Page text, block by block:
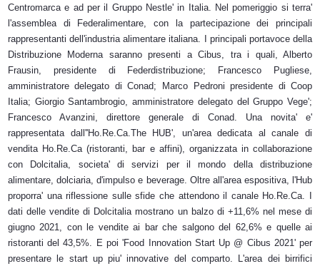
Centromarca e ad per il Gruppo Nestle' in Italia. Nel pomeriggio si terra'
l'assemblea di Federalimentare, con la partecipazione dei principali
rappresentanti dell'industria alimentare italiana. I principali portavoce della
Distribuzione Moderna saranno presenti a Cibus, tra i quali, Alberto
Frausin, presidente di Federdistribuzione; Francesco Pugliese,
amministratore delegato di Conad; Marco Pedroni presidente di Coop
Italia; Giorgio Santambrogio, amministratore delegato del Gruppo Vege';
Francesco Avanzini, direttore generale di Conad. Una novita' e'
rappresentata dall''Ho.Re.Ca.The HUB', un'area dedicata al canale di
vendita Ho.Re.Ca (ristoranti, bar e affini), organizzata in collaborazione
con Dolcitalia, societa' di servizi per il mondo della distribuzione
alimentare, dolciaria, d'impulso e beverage. Oltre all'area espositiva, l'Hub
proporra' una riflessione sulle sfide che attendono il canale Ho.Re.Ca. I
dati delle vendite di Dolcitalia mostrano un balzo di +11,6% nel mese di
giugno 2021, con le vendite ai bar che salgono del 62,6% e quelle ai
ristoranti del 43,5%. E poi 'Food Innovation Start Up @ Cibus 2021' per
presentare le start up piu' innovative del comparto. L'area dei birrifici